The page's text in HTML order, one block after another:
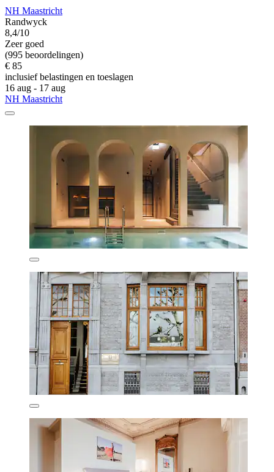
NH Maastricht
Randwyck
8,4/10
Zeer goed
(995 beoordelingen)
€ 85
inclusief belastingen en toeslagen
16 aug - 17 aug
NH Maastricht